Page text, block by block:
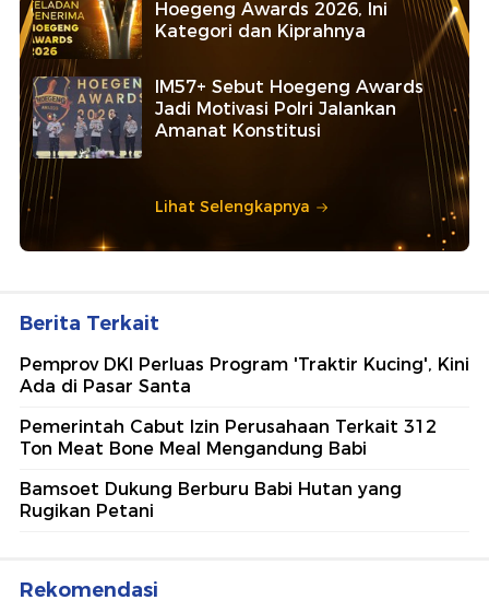
Hoegeng Awards 2026, Ini
Kategori dan Kiprahnya
IM57+ Sebut Hoegeng Awards
Jadi Motivasi Polri Jalankan
Amanat Konstitusi
Lihat Selengkapnya
Berita Terkait
Pemprov DKI Perluas Program 'Traktir Kucing', Kini
Ada di Pasar Santa
Pemerintah Cabut Izin Perusahaan Terkait 312
Ton Meat Bone Meal Mengandung Babi
Bamsoet Dukung Berburu Babi Hutan yang
Rugikan Petani
Rekomendasi